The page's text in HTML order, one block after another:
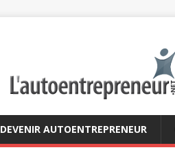
DEVENIR AUTOENTREPRENEUR